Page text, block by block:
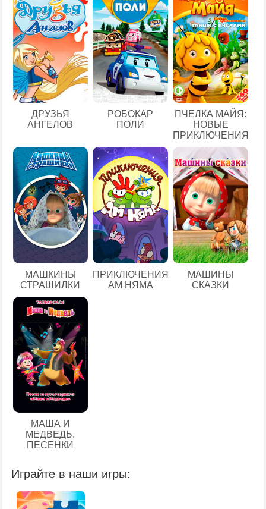
ДРУЗЬЯ
АНГЕЛОВ
РОБОКАР
ПОЛИ
ПЧЕЛКА МАЙЯ:
НОВЫЕ
ПРИКЛЮЧЕНИЯ
МАШКИНЫ
СТРАШИЛКИ
ПРИКЛЮЧЕНИЯ
АМ НЯМА
МАШИНЫ
СКАЗКИ
МАША И
МЕДВЕДЬ.
ПЕСЕНКИ
Играйте в наши игры: